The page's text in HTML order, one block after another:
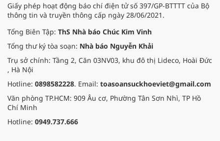
Giấy phép hoạt động báo chí điện tử số 397/GP-BTTTT của Bộ
thông tin và truyền thông cấp ngày 28/06/2021.
Tổng Biên Tập: ThS Nhà báo Chúc Kim Vinh
Tổng thư ký tòa soạn: Nhà báo Nguyễn Khải
Trụ sở chính: Tầng 2, Căn 03NV03, khu đô thị Lideco, Hoài Đức
, Hà Nội
Hotline: 0898582228. Email: toasoansuckhoeviet@gmail.com
Văn phòng TP.HCM: 909 Âu cơ, Phường Tân Sơn Nhì, TP Hồ
Chí Minh
Hotline: 0949.737.666